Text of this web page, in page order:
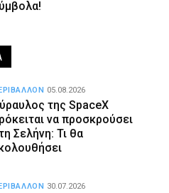
της SpaceX
να προσκρούσει
Σελήνη: Τι θα
05.08.2026
30.07.2026